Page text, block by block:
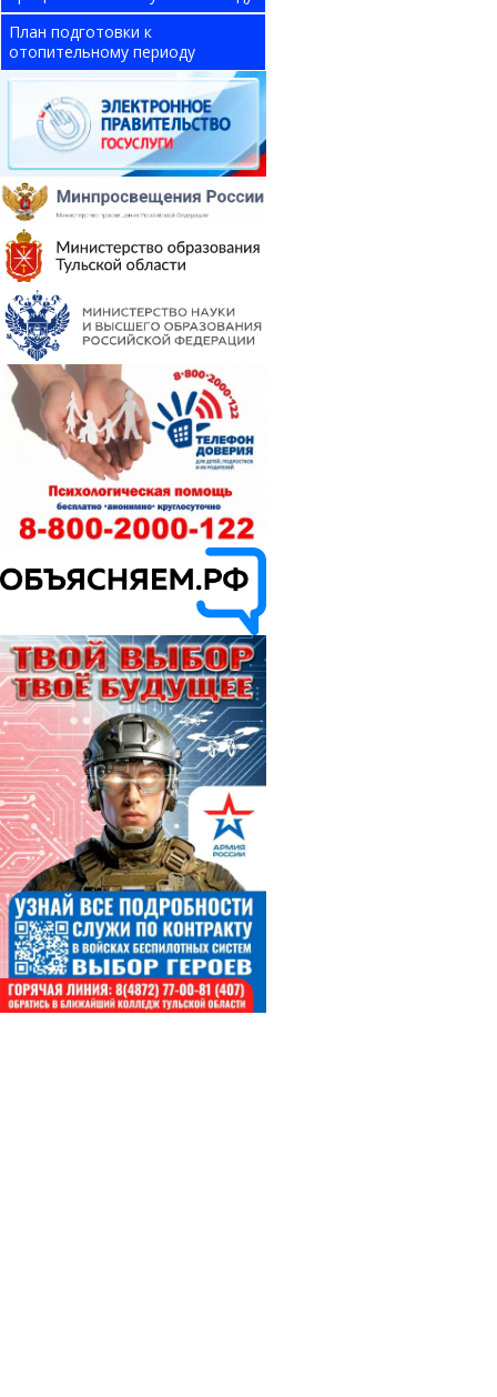
План подготовки к
отопительному периоду